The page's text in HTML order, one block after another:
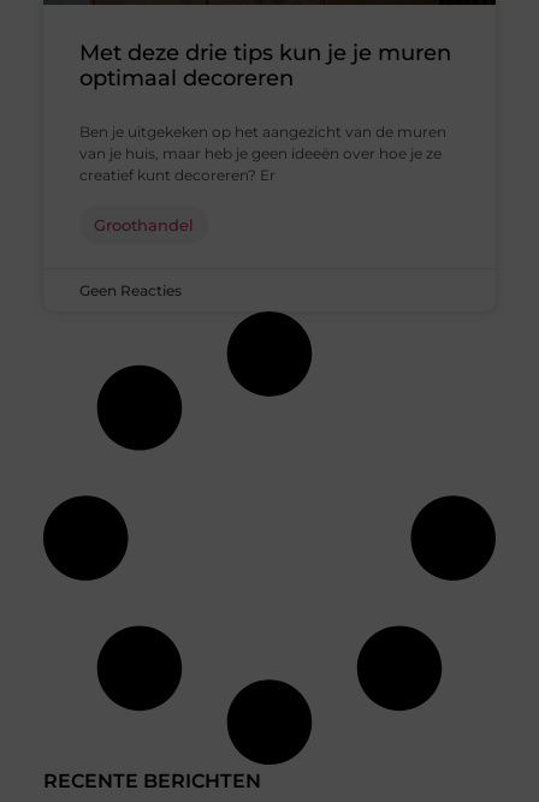
RECENTE BERICHTEN
Met deze drie tips kun je je muren
optimaal decoreren
Ben je uitgekeken op het aangezicht van de muren
van je huis, maar heb je geen ideeën over hoe je ze
creatief kunt decoreren? Er
Groothandel
Geen Reacties